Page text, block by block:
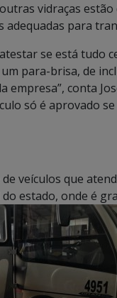
vidraças
adequadas para
se está tudo
para-brisa, de
conta
só é aprovado
veículos que
estado, onde é